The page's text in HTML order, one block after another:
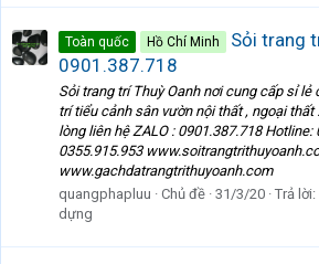
Toàn quốc Hồ Chí Minh
Sỏi trang
0901.387.718
Sỏi trang trí Thuỳ Oanh nơi cung cấp sỉ
trí tiểu cảnh sân vườn nội thất , ngoại
lòng liên hệ ZALO : 0901.387.718 Hotline:
0355.915.953
www.gachdatrangtrithuyoanh.com
quangphapluu
Chủ đề 31/3/20 Trả lời:
dựng